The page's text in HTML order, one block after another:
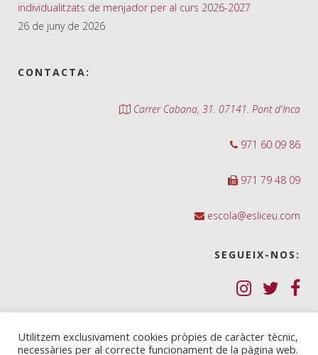
individualitzats de menjador per al curs 2026-2027
26 de juny de 2026
CONTACTA:
Carrer Cabana, 31. 07141. Pont d'Inca
971 60 09 86
971 79 48 09
escola@esliceu.com
SEGUEIX-NOS:
Política de Galetes (cookies)
Utilitzem exclusivament cookies pròpies de caràcter tècnic,
necessàries per al correcte funcionament de la pàgina web.